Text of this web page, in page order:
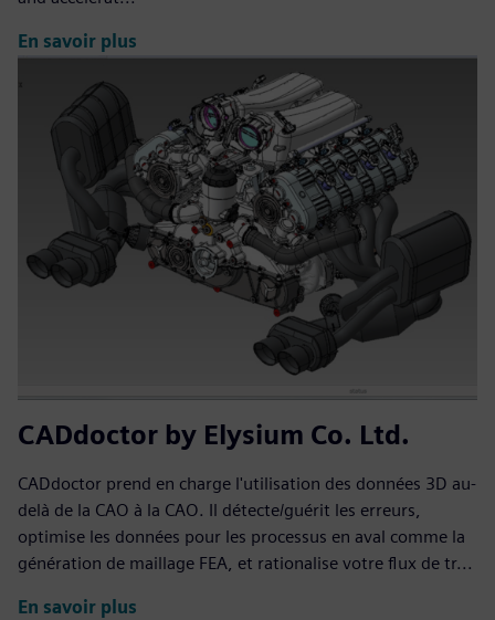
En savoir plus
CADdoctor by Elysium Co. Ltd.
CADdoctor prend en charge l'utilisation des données 3D au-
delà de la CAO à la CAO. Il détecte/guérit les erreurs,
optimise les données pour les processus en aval comme la
génération de maillage FEA, et rationalise votre flux de tr...
En savoir plus